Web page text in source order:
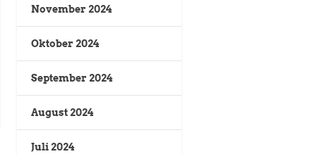
November 2024
Oktober 2024
September 2024
August 2024
Juli 2024